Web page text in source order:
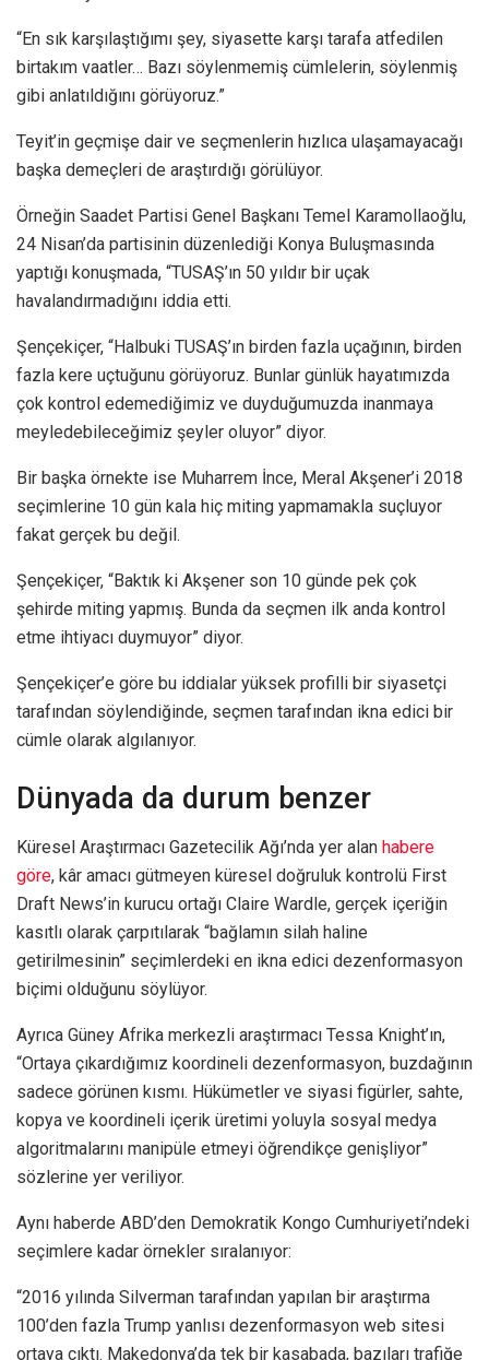
“En sık karşılaştığımı şey, siyasette karşı tarafa atfedilen
birtakım vaatler… Bazı söylenmemiş cümlelerin, söylenmiş
gibi anlatıldığını görüyoruz.”
Teyit’in geçmişe dair ve seçmenlerin hızlıca ulaşamayacağı
başka demeçleri de araştırdığı görülüyor.
Örneğin Saadet Partisi Genel Başkanı Temel Karamollaoğlu,
24 Nisan’da partisinin düzenlediği Konya Buluşmasında
yaptığı konuşmada, “TUSAŞ’ın 50 yıldır bir uçak
havalandırmadığını iddia etti.
Şençekiçer, “Halbuki TUSAŞ’ın birden fazla uçağının, birden
fazla kere uçtuğunu görüyoruz. Bunlar günlük hayatımızda
çok kontrol edemediğimiz ve duyduğumuzda inanmaya
meyledebileceğimiz şeyler oluyor” diyor.
Bir başka örnekte ise Muharrem İnce, Meral Akşener’i 2018
seçimlerine 10 gün kala hiç miting yapmamakla suçluyor
fakat gerçek bu değil.
Şençekiçer, “Baktık ki Akşener son 10 günde pek çok
şehirde miting yapmış. Bunda da seçmen ilk anda kontrol
etme ihtiyacı duymuyor” diyor.
Şençekiçer’e göre bu iddialar yüksek profilli bir siyasetçi
tarafından söylendiğinde, seçmen tarafından ikna edici bir
cümle olarak algılanıyor.
Dünyada da durum benzer
Küresel Araştırmacı Gazetecilik Ağı’nda yer alan habere
göre, kâr amacı gütmeyen küresel doğruluk kontrolü First
Draft News’in kurucu ortağı Claire Wardle, gerçek içeriğin
kasıtlı olarak çarpıtılarak “bağlamın silah haline
getirilmesinin” seçimlerdeki en ikna edici dezenformasyon
biçimi olduğunu söylüyor.
Ayrıca Güney Afrika merkezli araştırmacı Tessa Knight’ın,
“Ortaya çıkardığımız koordineli dezenformasyon, buzdağının
sadece görünen kısmı. Hükümetler ve siyasi figürler, sahte,
kopya ve koordineli içerik üretimi yoluyla sosyal medya
algoritmalarını manipüle etmeyi öğrendikçe genişliyor”
sözlerine yer veriliyor.
Aynı haberde ABD’den Demokratik Kongo Cumhuriyeti’ndeki
seçimlere kadar örnekler sıralanıyor:
“2016 yılında Silverman tarafından yapılan bir araştırma
100’den fazla Trump yanlısı dezenformasyon web sitesi
ortaya çıktı. Makedonya’da tek bir kasabada, bazıları trafiğe